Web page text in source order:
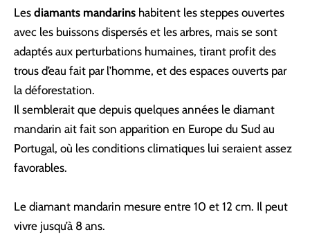
Les diamants mandarins habitent les steppes ouvertes
avec les buissons dispersés et les arbres, mais se sont
adaptés aux perturbations humaines, tirant profit des
trous d’eau fait par l’homme, et des espaces ouverts par
la déforestation.
Il semblerait que depuis quelques années le diamant
mandarin ait fait son apparition en Europe du Sud au
Portugal, où les conditions climatiques lui seraient assez
favorables.
Le diamant mandarin mesure entre 10 et 12 cm. Il peut
vivre jusqu’à 8 ans.